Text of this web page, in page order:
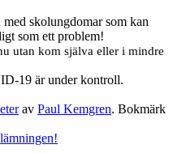
skolungdomar som kan
som ett problem!
utan kom själva eller i mindre
19 är under kontroll.
av Paul Kemgren. Bokmärk